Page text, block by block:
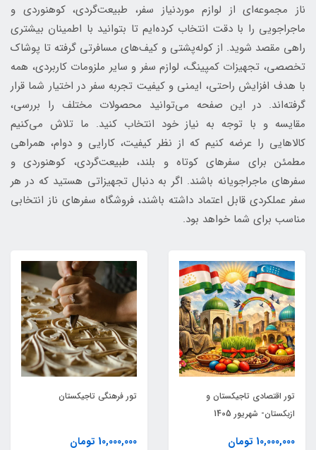
ناز مجموعه‌ای از لوازم موردنیاز سفر، طبیعت‌گردی، کوهنوردی و
ماجراجویی را با دقت انتخاب کرده‌ایم تا بتوانید با اطمینان بیشتری
راهی مقصد شوید. از کوله‌پشتی و کیف‌های مسافرتی گرفته تا پوشاک
تخصصی، تجهیزات کمپینگ، لوازم سفر و سایر ملزومات کاربردی، همه
با هدف افزایش راحتی، ایمنی و کیفیت تجربه سفر در اختیار شما قرار
گرفته‌اند. در این صفحه می‌توانید محصولات مختلف را بررسی،
مقایسه و با توجه به نیاز خود انتخاب کنید. ما تلاش می‌کنیم
کالاهایی را عرضه کنیم که از نظر کیفیت، کارایی و دوام، همراهی
مطمئن برای سفرهای کوتاه و بلند، طبیعت‌گردی، کوهنوردی و
سفرهای ماجراجویانه باشند. اگر به دنبال تجهیزاتی هستید که در هر
سفر عملکردی قابل اعتماد داشته باشند، فروشگاه سفرهای ناز انتخابی
مناسب برای شما خواهد بود.
تور اقتصادی تاجیکستان و
ازبکستان- شهریور 1405
10,000,000 تومان
تور فرهنگی تاجیکستان
10,000,000 تومان